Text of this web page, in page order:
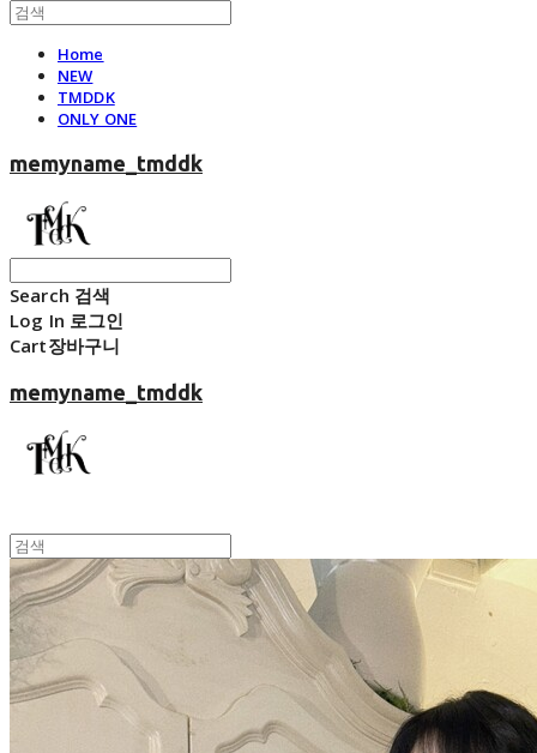
Home
NEW
TMDDK
ONLY ONE
memyname_tmddk
Search 검색
Log In 로그인
Cart장바구니
memyname_tmddk